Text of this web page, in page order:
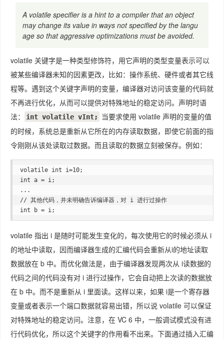
A volatile specifier is a hint to a compiler that an object
may change its value in ways not specified by the langu
age so that aggressive optimizations must be avoided.
volatile 关键字是一种类型修饰符，用它声明的类型变量表示可以
被某些编译器未知的因素更改，比如：操作系统、硬件或者其它线
程等。遇到这个关键字声明的变量，编译器对访问该变量的代码就
不再进行优化，从而可以提供对特殊地址的稳定访问。声明时语
法：
int volatile vInt;
当要求使用 volatile 声明的变量的值
的时候，系统总是重新从它所在的内存读取数据，即使它前面的指
令刚刚从该处读取过数据。而且读取的数据立刻被保存。例如：
volatile int i=10;
int a = i;
...
// 其他代码，并未明确告诉编译器，对 i 进行过操作
int b = i;
volatile 指出 i 是随时可能发生变化的，每次使用它的时候必须从 i
的地址中读取，因而编译器生成的汇编代码会重新从i的地址读取
数据放在 b 中。而优化做法是，由于编译器发现两次从 i读数据的
代码之间的代码没有对 i 进行过操作，它会自动把上次读的数据放
在 b 中。而不是重新从 i 里面读。这样以来，如果 i是一个寄存器
变量或者表示一个端口数据就容易出错，所以说 volatile 可以保证
对特殊地址的稳定访问。注意，在 VC 6 中，一般调试模式没有进
行代码优化，所以这个关键字的作用看不出来。下面通过插入汇编